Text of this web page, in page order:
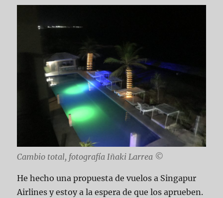
Cambio total, fotografía Iñaki Larrea ©
He hecho una propuesta de vuelos a Singapur
Airlines y estoy a la espera de que los aprueben.